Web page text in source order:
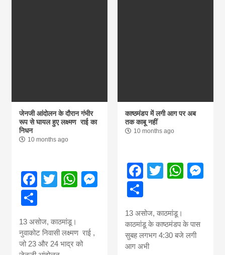
जेनजी आंदोलन के दौरान गंभीर
रूप से घायल हुए लक्ष्मण राई का
निधन
10 months ago
Facebook
TwitterWhatsApp
Messenger
13 असोज, काठमांडू।
नुवाकोट निवासी लक्ष्मण राई ,
जो 23 और 24 भाद्र को
काष्ठमंडप में लगी आग पर अब
तक काबू नहीं
10 months ago
Facebook
Twitter
13 असोज, काठमांडू।
काठमांडू के काष्ठमंडप के पास
सुबह लगभग 4:30 बजे लगी
आग अभी